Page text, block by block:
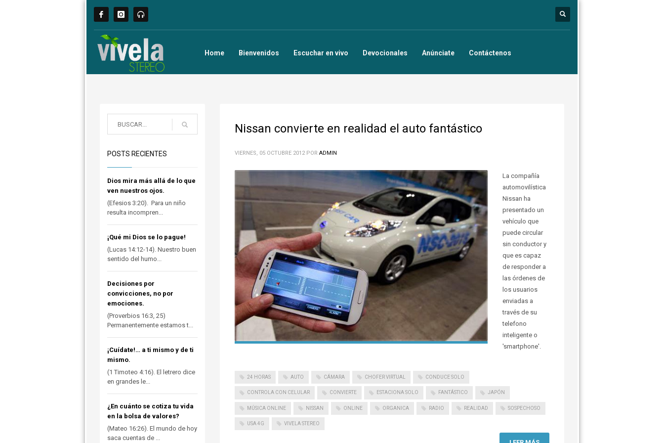
Home Bienvenidos Escuchar en vivo Devocionales Anúnciate Contáctenos
Nissan convierte en realidad el auto fantástico
VIERNES, 05 OCTUBRE 2012 POR ADMIN
La compañía
automovilística
Nissan ha
presentado un
vehículo que
puede circular
sin conductor y
que es capaz
de responder a
las órdenes de
los usuarios
enviadas a
través de su
telefono
inteligente o
'smartphone'.
24 HORAS AUTO CÁMARA CHOFER VIRTUAL CONDUCE SOLO
CONTROLA CON CELULAR CONVIERTE ESTACIONA SOLO FANTÁSTICO JAPÓN
MÚSICA ONLINE NISSAN ONLINE ORGANICA RADIO REALIDAD SOSPECHOSO
USA 4G VIVELA STEREO
POSTS RECIENTES
Dios mira más allá de lo que
ven nuestros ojos.
(Efesios 3:20). Para un niño
resulta incompren...
¡Qué mi Dios se lo pague!
(Lucas 14:12-14). Nuestro buen
sentido del humo...
Decisiones por
convicciones, no por
emociones.
(Proverbios 16:3, 25)
Permanentemente estamos t...
¡Cuídate!… a ti mismo y de ti
mismo.
(1 Timoteo 4:16). El letrero dice
en grandes le...
¿En cuánto se cotiza tu vida
en la bolsa de valores?
(Mateo 16:26). El mundo de hoy
saca cuentas de ...